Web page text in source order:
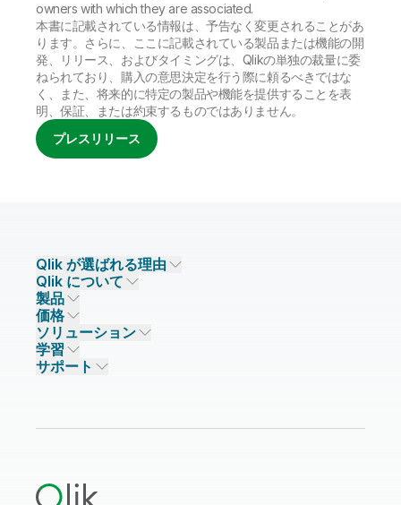
owners with which they are associated.
本書に記載されている情報は、予告なく変更されることがあ
ります。さらに、ここに記載されている製品または機能の開
発、リリース、およびタイミングは、Qlikの単独の裁量に委
ねられており、購入の意思決定を行う際に頼るべきではな
く、また、将来的に特定の製品や機能を提供することを表
明、保証、または約束するものではありません。
プレスリリース
Qlik が選ばれる理由
Qlik が選ばれる理由
信頼とセキュリティ
信頼とプライバシー
信頼と AI
主なテクノロジーパートナー
データソースとターゲット
Qlik について
企業情報
採用情報
ニュースルーム
事業所 / 連絡先
製品
データ統合とデータ品質
Qlik Talend
Qlik Talend Cloud
Talend Data Fabric
価格
データ統合
データ分析
AI / 機械学習
ソリューション
ソリューションパートナー
パートナー検索
学習
イベント
サポート